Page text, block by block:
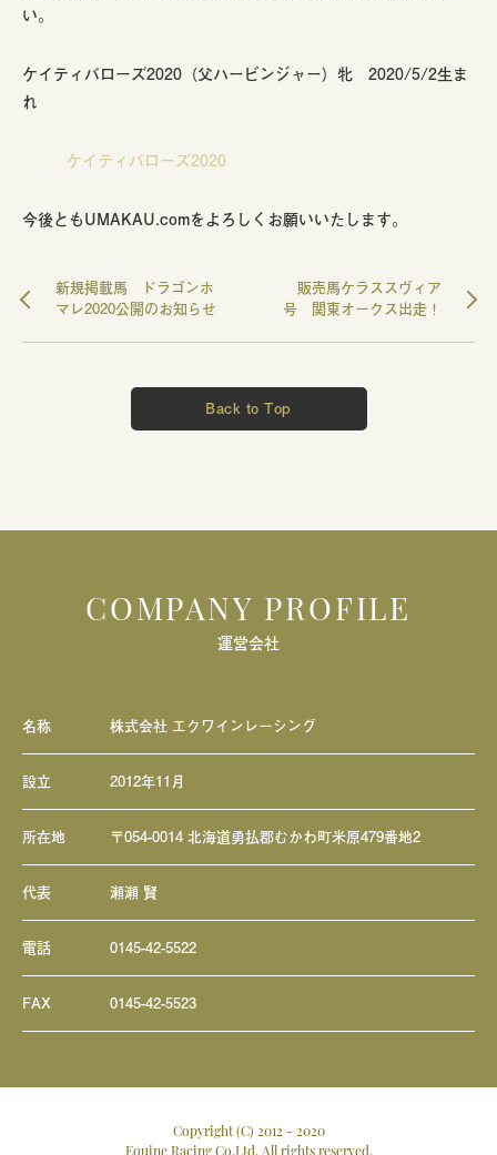
い。
ケイティバローズ2020（父ハービンジャー）牝 2020/5/2生ま
れ
ケイティバローズ2020
今後ともUMAKAU.comをよろしくお願いいたします。
新規掲載馬 ドラゴンホ
マレ2020公開のお知らせ
販売馬ケラススヴィア
号 関東オークス出走！
Back to Top
COMPANY PROFILE
運営会社
名称 株式会社 エクワインレーシング
設立 2012年11月
所在地 〒054-0014 北海道勇払郡むかわ町米原479番地2
代表 瀬瀬 賢
電話 0145-42-5522
FAX 0145-42-5523
Copyright (C) 2012 - 2020
Equine Racing Co.Ltd, All rights reserved.